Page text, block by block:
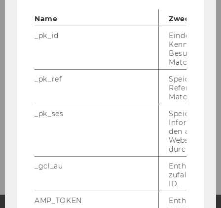
Das IHM
Events
Name
Zweck
_pk_id
Eindeutige
Besuchers
Matomo.
_pk_ref
Speicherung
Referrers
Matomo.
_pk_ses
Speicherung
den aktuellen
durch
_gcl_au
Enthält eine
ID.
AMP_TOKEN
Enthält ein